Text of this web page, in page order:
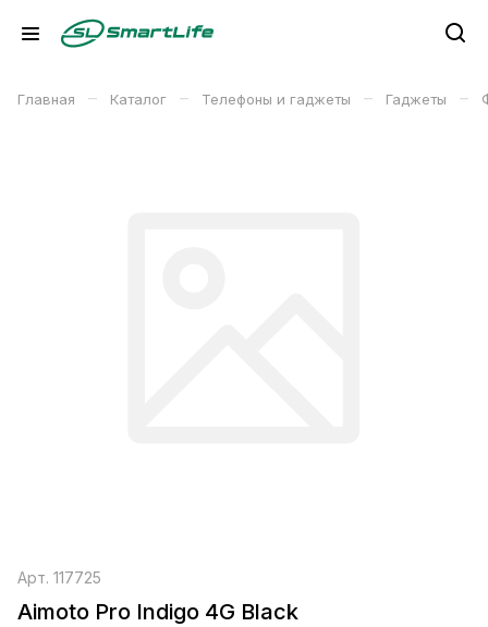
Главная – Каталог – Телефоны и гаджеты – Гаджеты –
Арт. 117725
Aimoto Pro Indigo 4G Black